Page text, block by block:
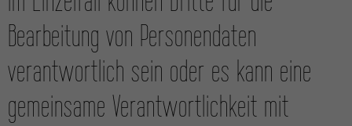
Bearbeitung von Personen­daten
verantwortlich sein oder es kann eine
gemeinsame Verant­wortlich­keit mit